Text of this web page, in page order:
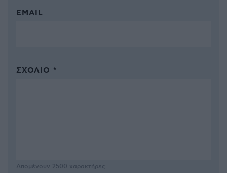
EMAIL
ΣΧΌΛΙΟ *
Απομένουν 2500 χαρακτήρες